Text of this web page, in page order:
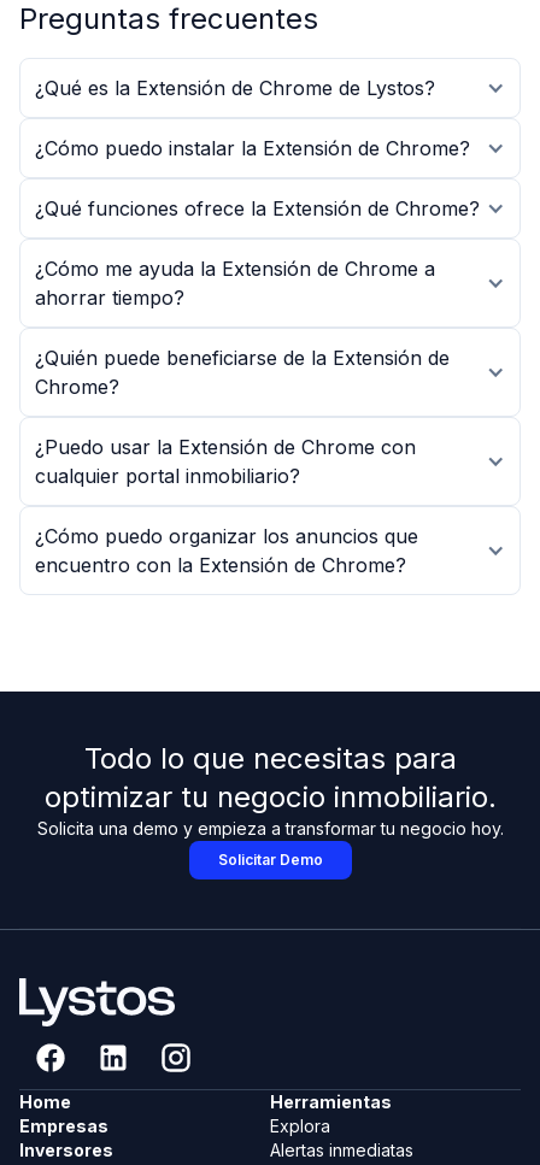
Preguntas frecuentes
¿Qué es la Extensión de Chrome de Lystos?
¿Cómo puedo instalar la Extensión de Chrome?
¿Qué funciones ofrece la Extensión de Chrome?
¿Cómo me ayuda la Extensión de Chrome a
ahorrar tiempo?
¿Quién puede beneficiarse de la Extensión de
Chrome?
¿Puedo usar la Extensión de Chrome con
cualquier portal inmobiliario?
¿Cómo puedo organizar los anuncios que
encuentro con la Extensión de Chrome?
Todo lo que necesitas para
optimizar tu negocio inmobiliario.
Solicita una demo y empieza a transformar tu negocio hoy.
Solicitar Demo
Home
Empresas
Inversores
Herramientas
Explora
Alertas inmediatas